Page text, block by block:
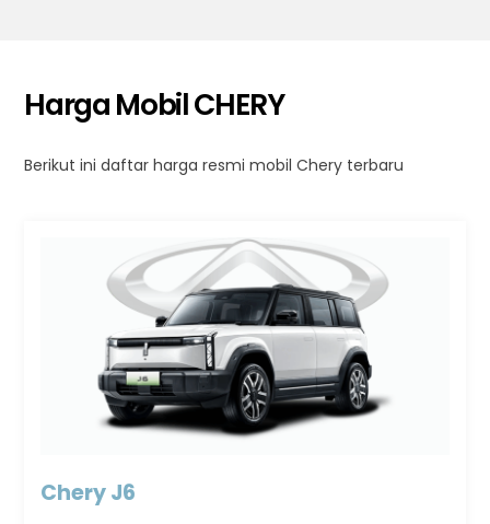
Harga Mobil CHERY
Berikut ini daftar harga resmi mobil Chery terbaru
Chery J6